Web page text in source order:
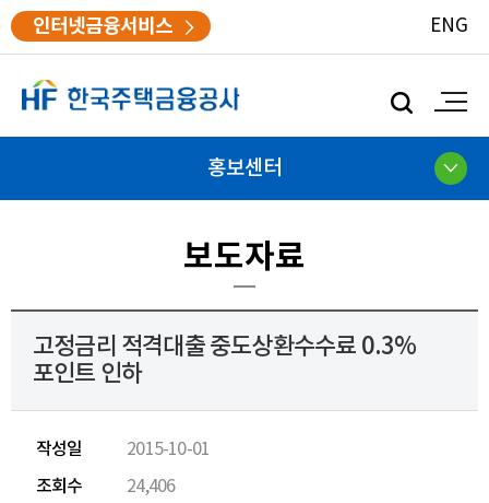
인터넷금융서비스 ENG
홍보센터
보도자료
고정금리 적격대출 중도상환수수료 0.3%
포인트 인하
작성일
2015-10-01
조회수
24,406